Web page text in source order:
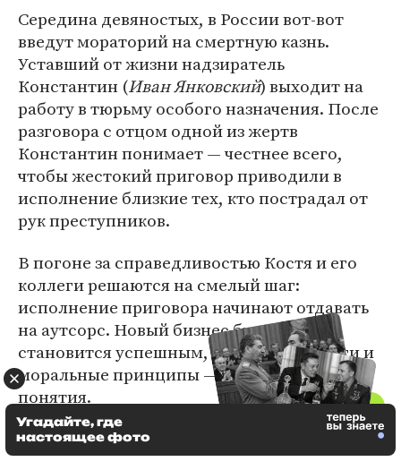
Середина девяностых, в России вот-вот
введут мораторий на смертную казнь.
Уставший от жизни надзиратель
Константин (Иван Янковский) выходит на
работу в тюрьму особого назначения. После
разговора с отцом одной из жертв
Константин понимает — честнее всего,
чтобы жестокий приговор приводили в
исполнение близкие тех, кто пострадал от
рук преступников.
В погоне за справедливостью Костя и его
коллеги решаются на смелый шаг:
исполнение приговора начинают отдавать
на аутсорс. Новый бизнес быстро
становится успешным, только вот деньги и
моральные принципы — малосовместимые
понятия.
«Почка» (3-й сезон)
Угадайте, где
настоящее фото